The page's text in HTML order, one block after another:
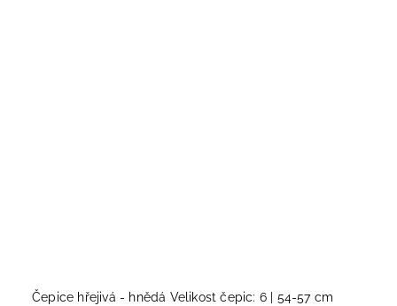
Čepice hřejivá - hnědá Velikost čepic: 6 | 54-57 cm